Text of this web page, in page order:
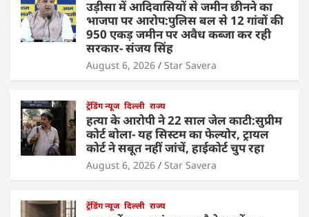
उड़ीसा में आदिवासियों से जमीन छीनने का
भाजपा पर आरोप:पुलिस बल से 12 गांवों की
950 एकड़ जमीन पर अवैध कब्जा कर रही
सरकार- संजय सिंह
August 6, 2026 Star Savera
ट्रेंडिंग न्यूज दिल्ली राज्य
हत्या के आरोपी ने 22 साल जेल काटी:सुप्रीम
कोर्ट बोला- यह सिस्टम का फेल्योर, ट्रायल
कोर्ट ने सबूत नहीं जांचें, हाईकोर्ट चुप रहा
August 6, 2026 Star Savera
ट्रेंडिंग न्यूज दिल्ली राज्य